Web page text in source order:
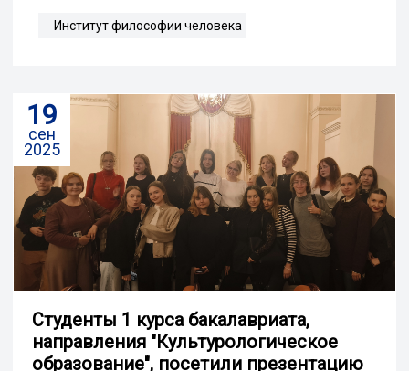
Институт философии человека
19
сен
2025
Студенты 1 курса бакалавриата,
направления "Культурологическое
образование", посетили презентацию